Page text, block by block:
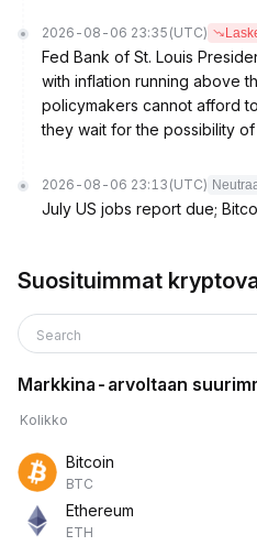
2026-08-06 23:35 (UTC)
Fed Bank of St. Louis
with inflation running above
policymakers cannot afford
they wait for the possibility
2026-08-06 23:13 (UTC)
July US jobs report due;
Suosituimmat
Search
Markkina-arvoltaan
Kolikko
Bitcoin
BTC
Ethereum
ETH